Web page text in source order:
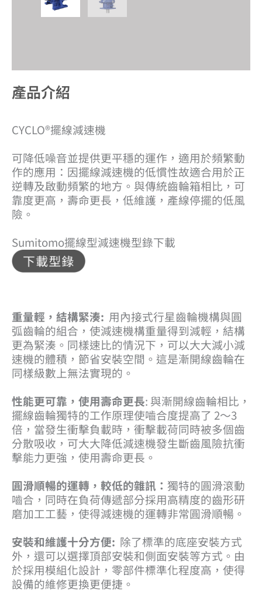
產品介紹​
CYCLO®擺線減速機
可降低噪音並提供更平穩的運作，適用於頻繁動
作的應用：因擺線減速機的低慣性故適合用於正
逆轉及啟動頻繁的地方。與傳統齒輪箱相比，可
靠度更高，壽命更長，低維護，產線停擺的低風
險。
Sumitomo擺線型減速機型錄下載
重量輕，結構緊湊: 用內接式行星齒輪機構與圓
弧齒輪的組合，使減速機構重量得到減輕，結構
更為緊湊。同樣速比的情況下，可以大大減小減
速機的體積，節省安裝空間。這是漸開線齒輪在
同樣級數上無法實現的。
性能更可靠，使用壽命更長: 與漸開線齒輪相比，
擺線齒輪獨特的工作原理使嚙合度提高了 2～3
倍，當發生衝擊負載時，衝擊載荷同時被多個齒
分散吸收，可大大降低減速機發生斷齒風險抗衝
擊能力更強，使用壽命更長。
圓滑順暢的運轉，較低的雜訊： 獨特的圓滑滾動
嚙合，同時在負荷傳遞部分採用高精度的齒形研
磨加工工藝，使得減速機的運轉非常圓滑順暢。
安裝和維護十分方便: 除了標準的底座安裝方式
外，還可以選擇頂部安裝和側面安裝等方式。由
於採用模組化設計，零部件標準化程度高，使得
設備的維修更換更便捷。